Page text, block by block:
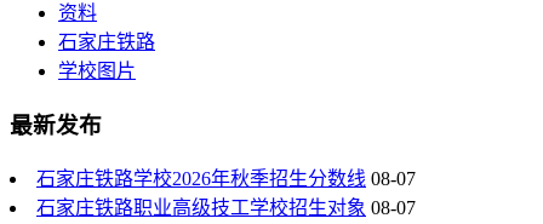
资料
石家庄铁路
学校图片
最新发布
石家庄铁路学校2026年秋季招生分数线 08-07
石家庄铁路职业高级技工学校招生对象 08-07